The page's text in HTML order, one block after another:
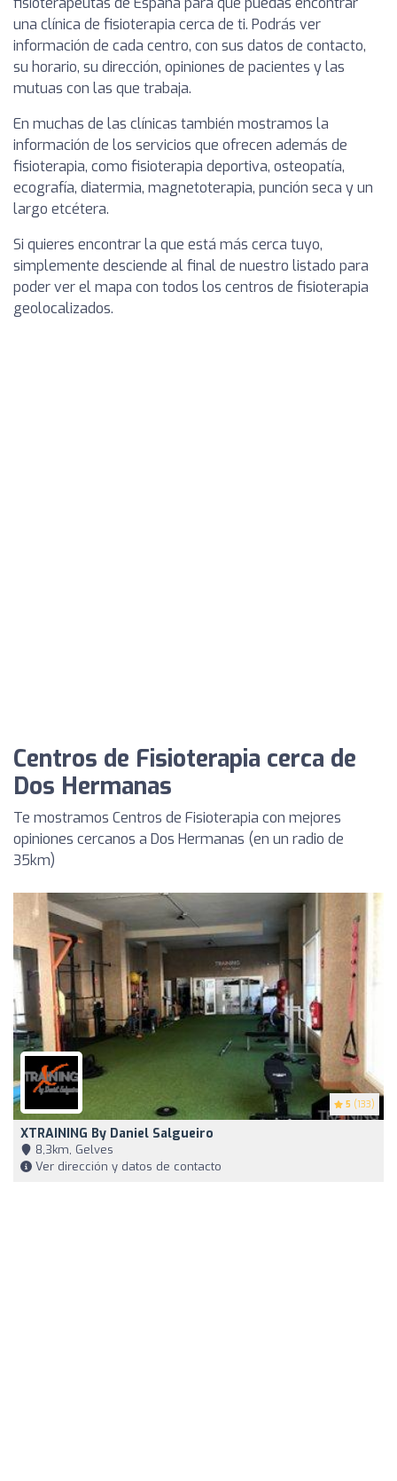
una clínica de fisioterapia cerca de ti. Podrás ver
información de cada centro, con sus datos de contacto,
su horario, su dirección, opiniones de pacientes y las
mutuas con las que trabaja.
En muchas de las clínicas también mostramos la
información de los servicios que ofrecen además de
fisioterapia, como fisioterapia deportiva, osteopatía,
ecografía, diatermia, magnetoterapia, punción seca y un
largo etcétera.
Si quieres encontrar la que está más cerca tuyo,
simplemente desciende al final de nuestro listado para
poder ver el mapa con todos los centros de fisioterapia
geolocalizados.
Centros de Fisioterapia cerca de
Dos Hermanas
Te mostramos Centros de Fisioterapia con mejores
opiniones cercanos a Dos Hermanas (en un radio de
35km)
5 (133)
XTRAINING By Daniel Salgueiro
8,3km, Gelves
Ver dirección y datos de contacto